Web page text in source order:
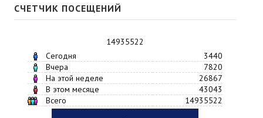
СЧЕТЧИК ПОСЕЩЕНИЙ
14935522
Сегодня
3440
Вчера
7820
На этой неделе
26867
В этом месяце
43043
Всего
14935522